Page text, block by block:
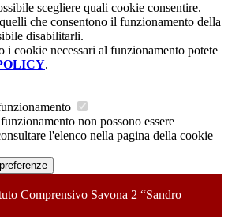
scegliere quali cookie consentire.
che consentono il funzionamento della
disabilitarli.
i cookie necessari al funzionamento potete
.
non possono essere
l'elenco nella pagina della cookie
Comprensivo Savona 2 “Sandro